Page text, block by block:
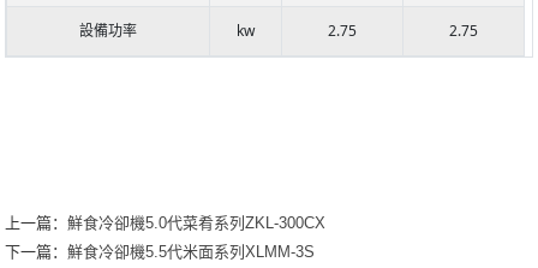
設備功率 kw 2.75 2.75
上一篇：鮮食冷卻機5.0代菜肴系列ZKL-300CX
下一篇：鮮食冷卻機5.5代米面系列XLMM-3S